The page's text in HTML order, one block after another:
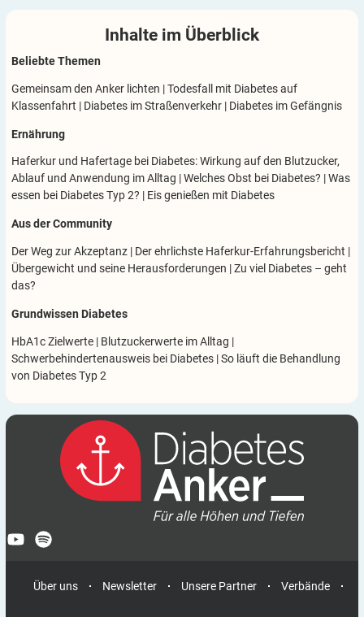
Inhalte im Überblick
Beliebte Themen
Gemeinsam den Anker lichten |Todesfall mit Diabetes auf
Klassenfahrt | Diabetes im Straßenverkehr | Diabetes im Gefängnis
Ernährung
Haferkur und Hafertage bei Diabetes: Wirkung auf den Blutzucker,
Ablauf und Anwendung im Alltag |Welches Obst bei Diabetes? |Was
essen bei Diabetes Typ 2? | Eis genießen mit Diabetes
Aus der Community
Der Weg zur Akzeptanz | Der ehrlichste Haferkur-Erfahrungsbericht |
Übergewicht und seine Herausforderungen |Zu viel Diabetes – geht
das?
Grundwissen Diabetes
HbA1c Zielwerte | Blutzuckerwerte im Alltag |
Schwerbehindertenausweis bei Diabetes |So läuft die Behandlung
von Diabetes Typ 2
Über uns Newsletter Unsere Partner Verbände